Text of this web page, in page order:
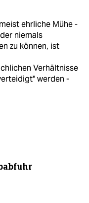
ehrliche Mühe -
niemals
zu können, ist
Verhältnisse
werden -